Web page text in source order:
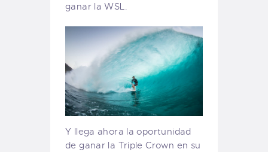
ganar la WSL.
Y llega ahora la oportunidad
de ganar la Triple Crown en su